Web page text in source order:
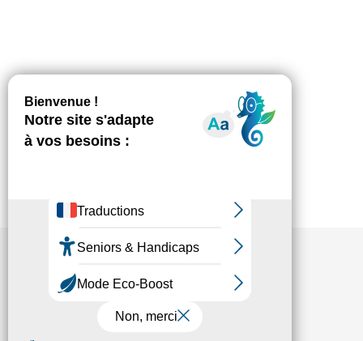
Fédésap © 2021
Mentions légales
Transparence